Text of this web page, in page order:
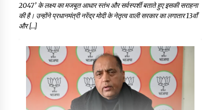
2047’ के लक्ष्य का मजबूत आधार स्तंभ और सर्वस्पर्शी बताते हुए इसकी सराहना
की है। उन्होंने प्रधानमंत्री नरेंद्र मोदी के नेतृत्व वाली सरकार का लगातार 13वाँ
और […]